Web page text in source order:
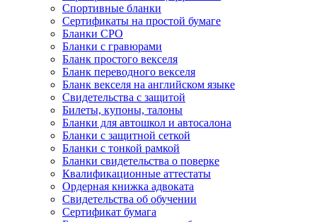
Спортивные бланки
Cертификаты на простой бумаге
Бланки СРО
Бланки с гравюрами
Бланк простого векселя
Бланк переводного векселя
Бланк векселя на английском языке
Свидетельства с защитой
Билеты, купоны, талоны
Бланки для автошкол и автосалона
Бланки с защитной сеткой
Бланки с тонкой рамкой
Бланки свидетельства о поверке
Квалификационные аттестаты
Ордерная книжка адвоката
Свидетельства об обучении
Сертификат бумага